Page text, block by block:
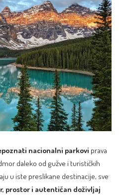
nacionalni parkovi prava
daleko od gužve i turističkih
u iste preslikane destinacije, sve
prostor i autentičan doživljaj